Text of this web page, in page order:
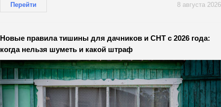
Перейти 8 августа 2026
Новые правила тишины для дачников и СНТ с 2026 года:
когда нельзя шуметь и какой штраф